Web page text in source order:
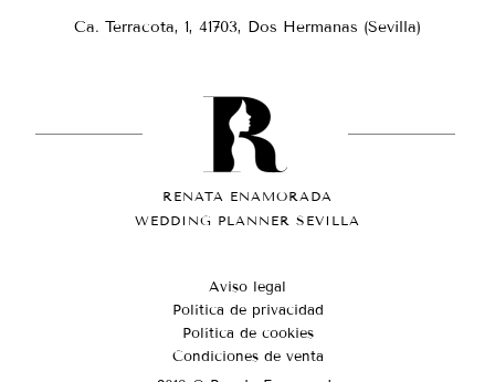
Ca. Terracota, 1, 41703, Dos Hermanas (Sevilla)
RENATA ENAMORADA
WEDDING PLANNER SEVILLA
Aviso legal
Política de privacidad
Política de cookies
Condiciones de venta